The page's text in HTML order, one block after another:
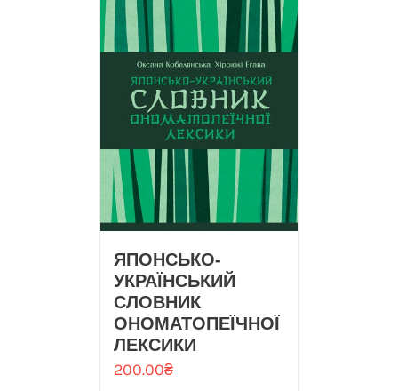
ЯПОНСЬКО-
УКРАЇНСЬКИЙ
СЛОВНИК
ОНОМАТОПЕЇЧНОЇ
ЛЕКСИКИ
200.00₴